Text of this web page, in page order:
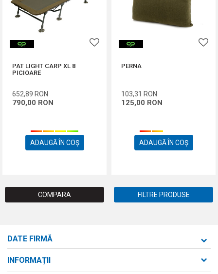
PAT LIGHT CARP XL 8
PICIOARE
652,89 RON
790,00 RON
ADAUGĂ ÎN COȘ
PERNA
103,31 RON
125,00 RON
ADAUGĂ ÎN COȘ
COMPARA FILTRE PRODUSE
DATE FIRMĂ
INFORMAȚII